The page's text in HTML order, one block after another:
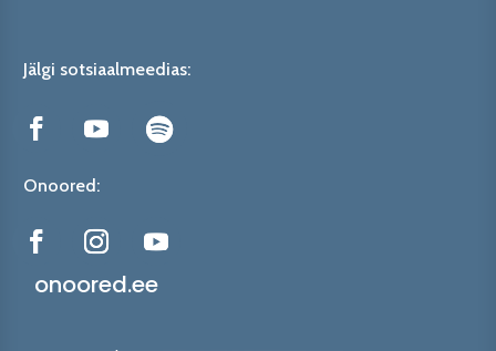
Jälgi sotsiaalmeedias:
Onoored:
onoored.ee